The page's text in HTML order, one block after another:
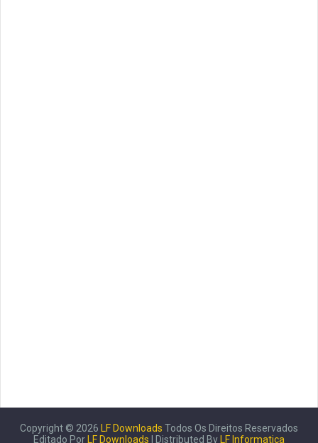
Copyright © 2026 LF Downloads Todos Os Direitos Reservados
Editado Por
LF Downloads | Distributed By LF Informatica